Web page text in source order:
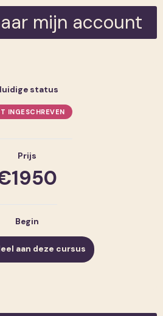
mijn account
status
INGESCHREVEN
Prijs
Begin
aan deze cursus